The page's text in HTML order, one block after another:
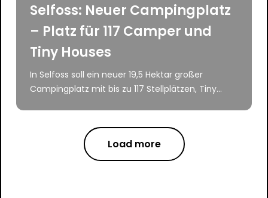
Selfoss: Neuer Campingplatz
– Platz für 117 Camper und
Tiny Houses
In Selfoss soll ein neuer 19,5 Hektar großer
Campingplatz mit bis zu 117 Stellplätzen, Tiny...
Load more